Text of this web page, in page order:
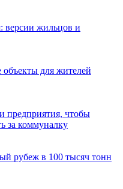
версии жильцов и
объекты для жителей
предприятия, чтобы
за коммуналку
рубеж в 100 тысяч тонн